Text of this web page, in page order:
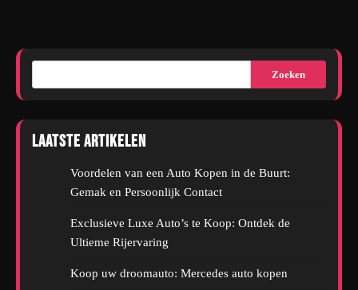
Zoeken
Laatste artikelen
Voordelen van een Auto Kopen in de Buurt:
Gemak en Persoonlijk Contact
Exclusieve Luxe Auto’s te Koop: Ontdek de
Ultieme Rijervaring
Koop uw droomauto: Mercedes auto kopen